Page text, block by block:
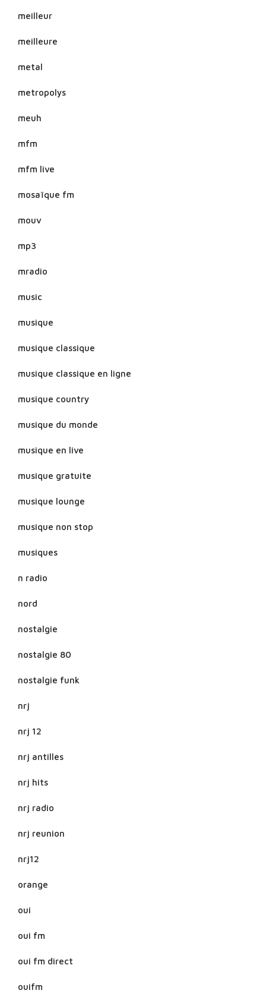
meilleur
meilleure
metal
metropolys
meuh
mfm
mfm live
mosaïque fm
mouv
mp3
mradio
music
musique
musique classique
musique classique en ligne
musique country
musique du monde
musique en live
musique gratuite
musique lounge
musique non stop
musiques
n radio
nord
nostalgie
nostalgie 80
nostalgie funk
nrj
nrj 12
nrj antilles
nrj hits
nrj radio
nrj reunion
nrj12
orange
oui
oui fm
oui fm direct
ouifm